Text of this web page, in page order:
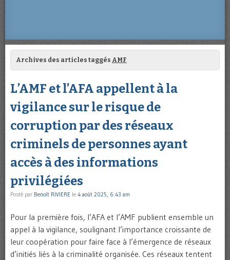
Archives des articles taggés AMF
L’AMF et l’AFA appellent à la
vigilance sur le risque de
corruption par des réseaux
criminels de personnes ayant
accès à des informations
privilégiées
Posté par Benoît RIVIERE le 4 août 2025, 6:43 am
Pour la première fois, l’AFA et l’AMF publient ensemble un
appel à la vigilance, soulignant l’importance croissante de
leur coopération pour faire face à l’émergence de réseaux
d’initiés liés à la criminalité organisée. Ces réseaux tentent